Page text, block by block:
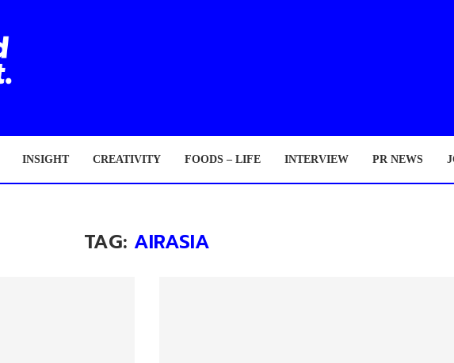
INSIGHT CREATIVITY FOODS – LIFE INTERVIEW PR NEWS
TAG: AIRASIA